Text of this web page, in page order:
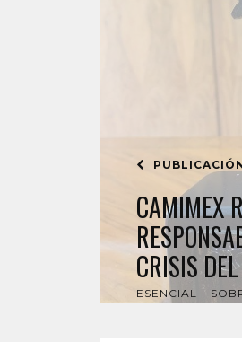
CAMIMEX
CRISIS
ESENCIAL